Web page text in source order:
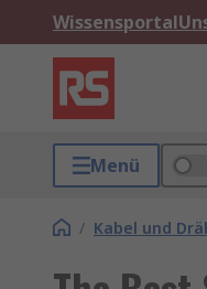
Wissensportal
Menü
/ Kabel und